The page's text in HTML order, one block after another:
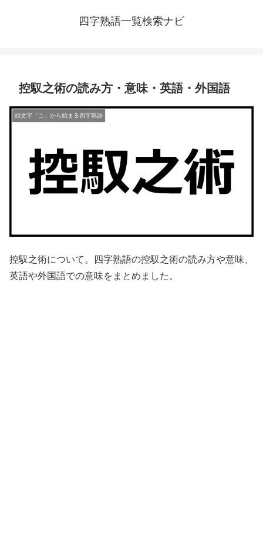
四字熟語一覧検索ナビ
控馭之術の読み方・意味・英語・外国語
頭文字「こ」から始まる四字熟語
控馭之術について。四字熟語の控馭之術の読み方や意味、
英語や外国語での意味をまとめました。